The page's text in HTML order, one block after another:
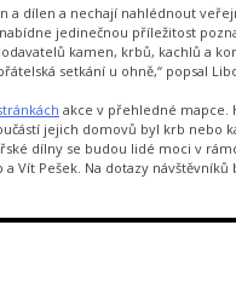
dílen a nechají nahlédnout
jedinečnou příležitost
kamen, krbů, kachlů a
setkání u ohně,“ popsal
akce v přehledné mapce.
jejich domovů byl krb
dílny se budou lidé moci v
Vít Pešek. Na dotazy